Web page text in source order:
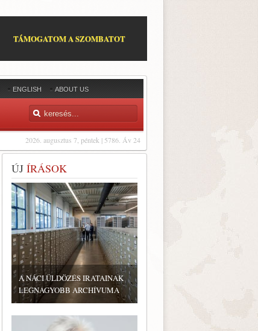
TÁMOGATOM A SZOMBATOT
ENGLISH ABOUT US
2026. augusztus 7, péntek | 5786. Áv 24
ÚJ ÍRÁSOK
A NÁCI ÜLDÖZÉS IRATAINAK
LEGNAGYOBB ARCHÍVUMA